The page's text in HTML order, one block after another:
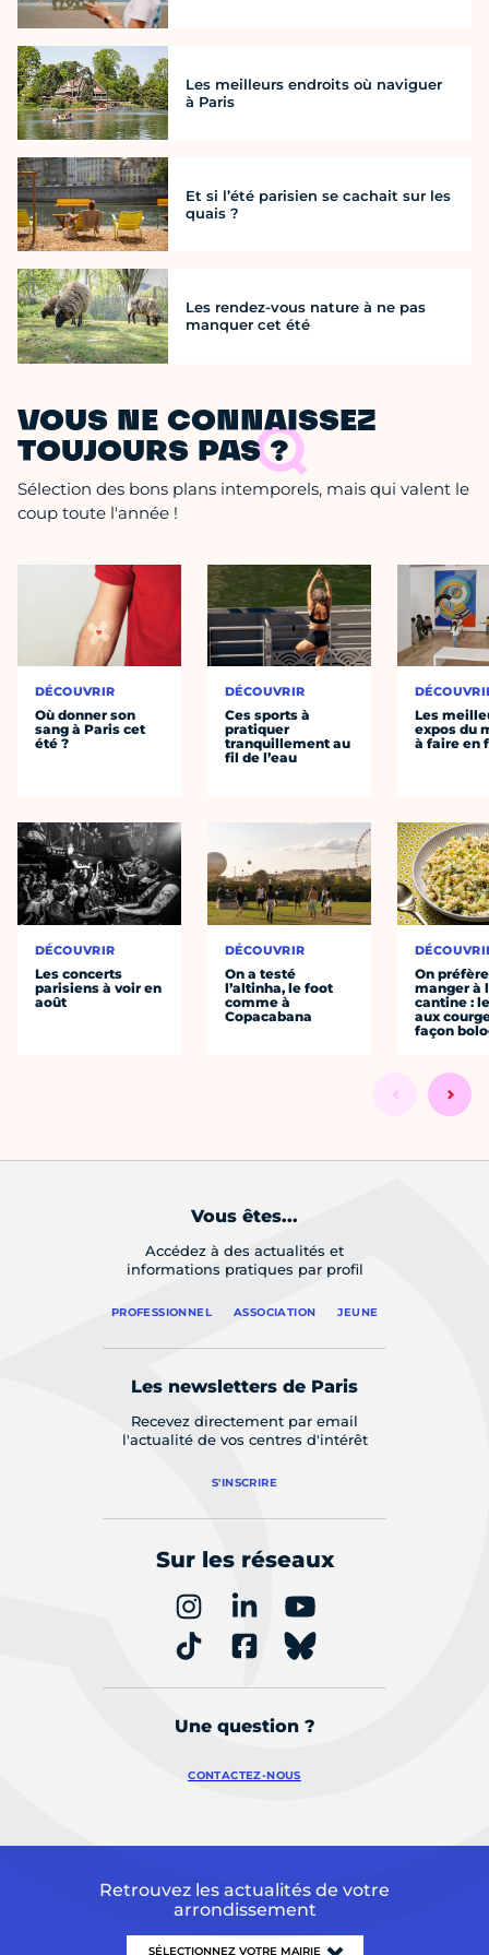
Les meilleurs endroits où naviguer
à Paris
Et si l’été parisien se cachait sur les
quais ?
Les rendez-vous nature à ne pas
manquer cet été
VOUS NE CONNAISSEZ
TOUJOURS PAS ?
Sélection des bons plans intemporels, mais qui valent le
coup toute l'année !
DÉCOUVRIR
Où donner son
sang à Paris cet
été ?
DÉCOUVRIR
Les concerts
parisiens à voir en
août
DÉCOUVRIR
Ces sports à
pratiquer
tranquillement au
fil de l’eau
DÉCOUVRIR
On a testé
l’altinha, le foot
comme à
Copacabana
Les
expos du
à faire en
On préfère
manger à
cantine :
aux
façon
Vous êtes...
Accédez à des actualités et
informations pratiques par profil
PROFESSIONNEL ASSOCIATION JEUNE
Les newsletters de Paris
Recevez directement par email
l'actualité de vos centres d'intérêt
S'INSCRIRE
Sur les réseaux
Une question ?
CONTACTEZ-NOUS
Retrouvez les actualités de votre
arrondissement